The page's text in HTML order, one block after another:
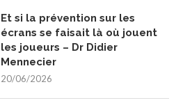
Et si la prévention sur les
écrans se faisait là où jouent
les joueurs – Dr Didier
Mennecier
20/06/2026